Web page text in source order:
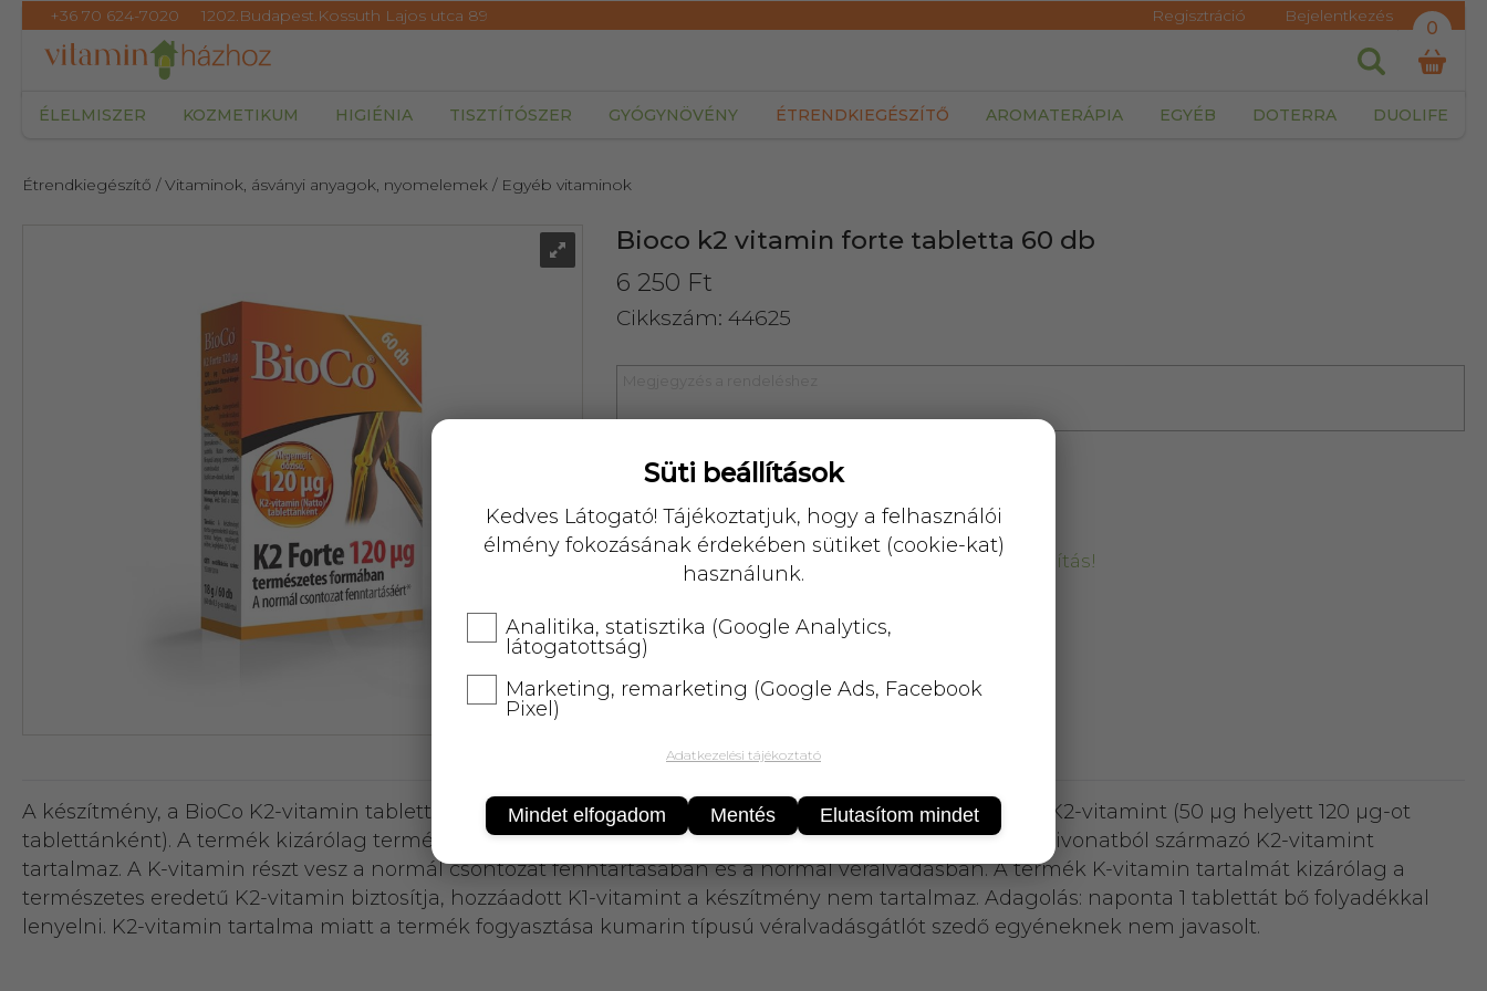
+36 70 624-7020 1202.Budapest.Kossuth Lajos utca 89 Regisztráció Bejelentkezés
0
ÉLELMISZER KOZMETIKUM HIGIÉNIA TISZTÍTÓSZER GYÓGYNÖVÉNY ÉTRENDKIEGÉSZÍTŐ AROMATERÁPIA EGYÉB DOTERRA DUOLIFE
Étrendkiegészítő / Vitaminok, ásványi anyagok, nyomelemek / Egyéb vitaminok
Bioco k2 vitamin forte tabletta 60 db
6 250 Ft
Cikkszám: 44625
25 000 Ft felett 5 kg-ig ingyenes kiszállítás!
A készítmény, a BioCo K2-vitamin tablettához képest jelentősen megnövelt mennyiségben tartalmaz K2-vitamint (50 µg helyett 120 µg-ot
tablettánként). A termék kizárólag természetes eredetű, Bacillus subtilis Natto fermentációjával nyert kivonatból származó K2-vitamint
tartalmaz. A K-vitamin részt vesz a normál csontozat fenntartásában és a normál véralvadásban. A termék K-vitamin tartalmát kizárólag a
természetes eredetű K2-vitamin biztosítja, hozzáadott K1-vitamint a készítmény nem tartalmaz. Adagolás: naponta 1 tablettát bő folyadékkal
lenyelni. K2-vitamin tartalma miatt a termék fogyasztása kumarin típusú véralvadásgátlót szedő egyéneknek nem javasolt.
Süti beállítások
Kedves Látogató! Tájékoztatjuk, hogy a felhasználói
élmény fokozásának érdekében sütiket (cookie-kat)
használunk.
Analitika, statisztika (Google Analytics,
látogatottság)
Marketing, remarketing (Google Ads, Facebook
Pixel)
Adatkezelési tájékoztató
Mindet elfogadom Mentés Elutasítom mindet